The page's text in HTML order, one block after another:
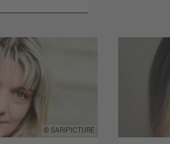
SARIPICTURE